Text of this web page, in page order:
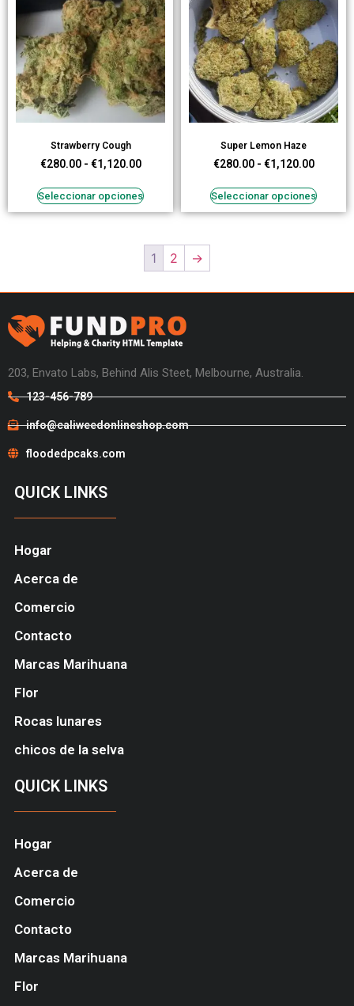
Strawberry Cough
€280.00 - €1,120.00
Seleccionar opciones
Super Lemon Haze
€280.00 - €1,120.00
Seleccionar opciones
1 2 →
203, Envato Labs, Behind Alis Steet, Melbourne, Australia.
123-456-789
info@caliweedonlineshop.com
floodedpcaks.com
QUICK LINKS
Hogar
Acerca de
Comercio
Contacto
Marcas Marihuana
Flor
Rocas lunares
chicos de la selva
QUICK LINKS
Hogar
Acerca de
Comercio
Contacto
Marcas Marihuana
Flor